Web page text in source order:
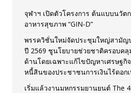
วันที่สายอนุรักษ์นิยมเลิกร
[ November 26, 2025 ]
[ April 30, 2026 ]
จุฬ
จุฬาฯ เปิดตัวโครงการ ต้นแบบนวัต
อาหารสุขภาพ “GIN-D”
พรรควิชั่นใหม่จัดประชุมใหญ่สามัญ
ปี 2569 ชูนโยบายช่วยชาติครอบคลุ
ด้านโดยเฉพาะแก้ไขปัญหาเศรษฐกิ
หนี้สินของประชาชนการเงินไร้ดอก
เริ่มแล้วงานมหกรรมยานยนต์ The